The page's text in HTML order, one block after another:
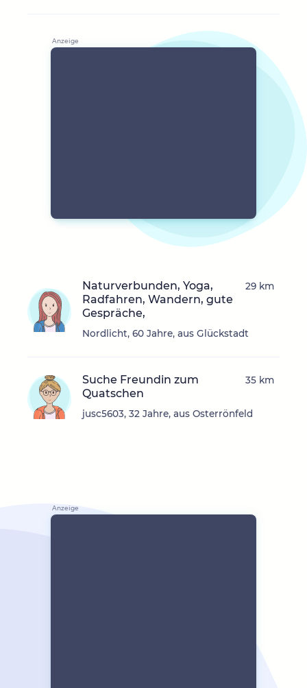
Naturverbunden, Yoga,
Radfahren, Wandern, gute
Gespräche,
Nordlicht, 60 Jahre, aus Glückstadt
29 km
Suche Freundin zum
Quatschen
jusc5603, 32 Jahre, aus Osterrönfeld
35 km